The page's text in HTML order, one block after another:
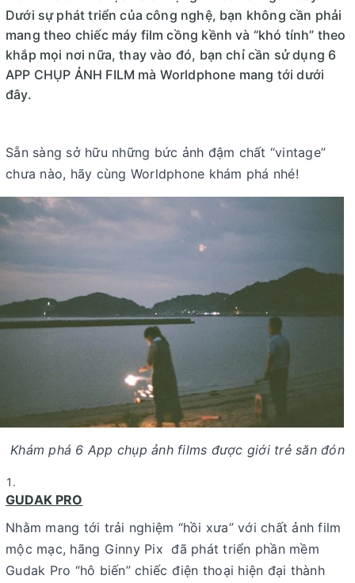
Dưới sự phát triển của công nghệ, bạn không cần phải
mang theo chiếc máy film cồng kềnh và “khó tính” theo
khắp mọi nơi nữa, thay vào đó, bạn chỉ cần sử dụng 6
APP CHỤP ẢNH FILM mà Worldphone mang tới dưới
đây.
Sẵn sàng sở hữu những bức ảnh đậm chất “vintage”
chưa nào, hãy cùng Worldphone khám phá nhé!
Khám phá 6 App chụp ảnh films được giới trẻ săn đón
GUDAK PRO
Nhằm mang tới trải nghiệm “hồi xưa” với chất ảnh film
mộc mạc, hãng Ginny Pix đã phát triển phần mềm
Gudak Pro “hô biến” chiếc điện thoại hiện đại thành